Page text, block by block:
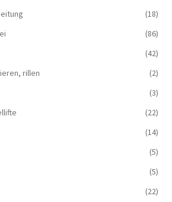
(18)
(86)
(42)
rillen
(2)
(3)
(22)
(14)
(5)
(5)
(22)